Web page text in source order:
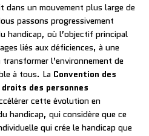
dans un mouvement plus large de
passons progressivement
handicap, où l’objectif principal
liés aux déficiences, à une
l’environnement de
à tous. La Convention des
des personnes
cette évolution en
handicap, qui considère que ce
qui crée le handicap que